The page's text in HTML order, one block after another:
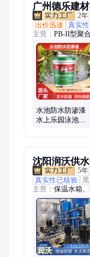
广州德乐建
2年
出价迅速
真实
主营： PB-II型聚
性沥青防水涂料
料、水性沥青基
水池防水防渗漆
水上乐园泳池漆
沈阳润沃供
5年
真实性已核验
主营： 保温水箱
压水箱、装配式